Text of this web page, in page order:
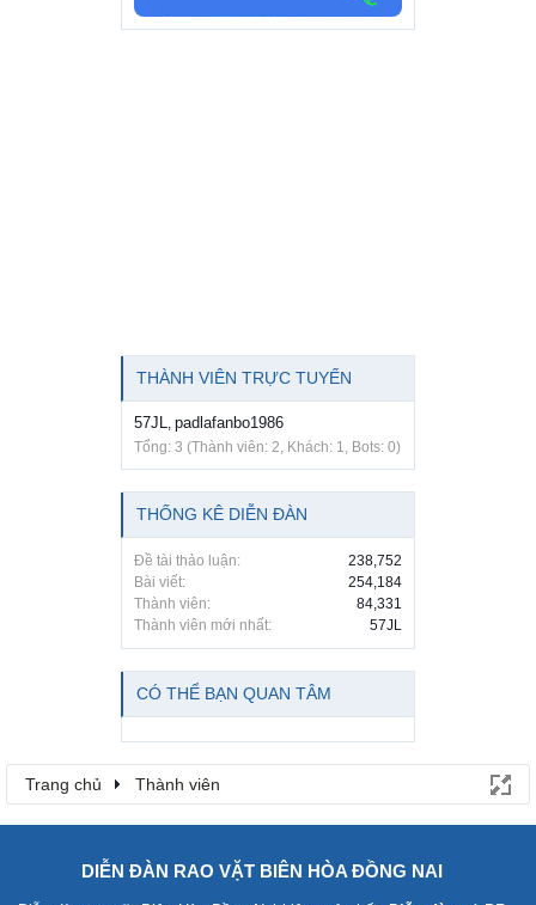
THÀNH VIÊN TRỰC TUYẾN
57JL, padlafanbo1986
Tổng: 3 (Thành viên: 2, Khách: 1, Bots: 0)
THỐNG KÊ DIỄN ĐÀN
Đề tài thảo luận:
238,752
Bài viết:
254,184
Thành viên:
84,331
Thành viên mới nhất:
57JL
CÓ THỂ BẠN QUAN TÂM
Trang chủ Thành viên
DIỄN ĐÀN RAO VẶT BIÊN HÒA ĐỒNG NAI